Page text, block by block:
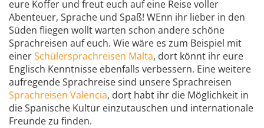
eure Koffer und freut euch auf eine Reise voller
Abenteuer, Sprache und Spaß! WEnn ihr lieber in den
Süden fliegen wollt warten schon andere schöne
Sprachreisen auf euch. Wie wäre es zum Beispiel mit
einerSchülersprachreisen Malta, dort könnt ihr eure
Englisch Kenntnisse ebenfalls verbessern. Eine weitere
aufregende Sprachreise sind unsere Sprachreisen
Sprachreisen Valencia, dort habt ihr die Möglichkeit in
die Spanische Kultur einzutauschen und internationale
Freunde zu finden.